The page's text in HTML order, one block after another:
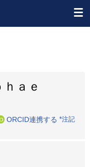
ａｅ
ORCID連携する *注記